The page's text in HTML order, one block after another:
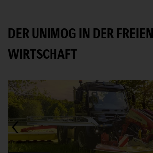
DER UNIMOG IN DER FREIEN
WIRTSCHAFT